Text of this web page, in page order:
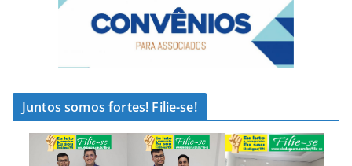
Juntos somos fortes! Filie-se!